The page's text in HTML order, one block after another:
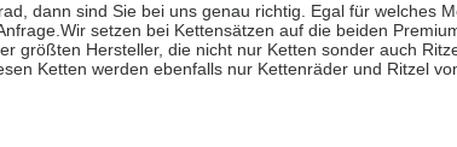
dann sind Sie bei uns genau richtig. Egal für welches
setzen bei Kettensätzen auf die beiden
größten Hersteller, die nicht nur Ketten sonder auch
Ketten werden ebenfalls nur Kettenräder und Ritzel